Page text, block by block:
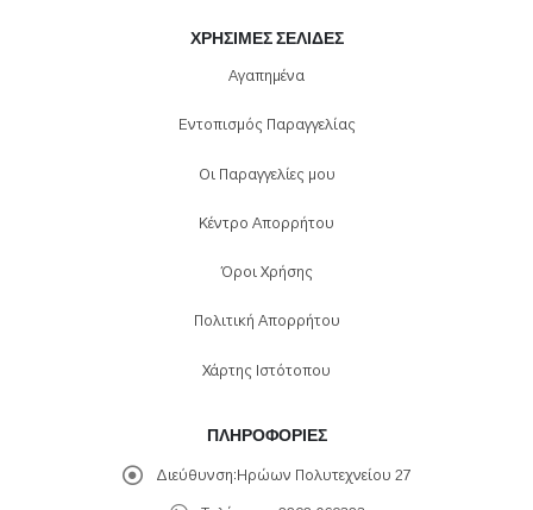
ΧΡΉΣΙΜΕΣ ΣΕΛΊΔΕΣ
Αγαπημένα
Εντοπισμός Παραγγελίας
Οι Παραγγελίες μου
Κέντρο Απορρήτου
Όροι Χρήσης
Πολιτική Απορρήτου
Χάρτης Ιστότοπου
ΠΛΗΡΟΦΟΡΊΕΣ
Διεύθυνση: Ηρώων Πολυτεχνείου 27